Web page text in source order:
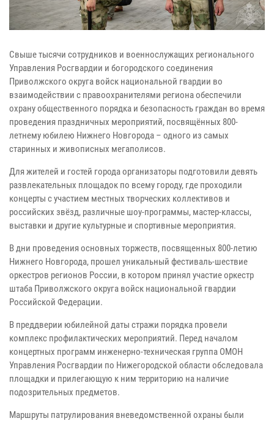
Свыше тысячи сотрудников и военнослужащих регионального
Управления Росгвардии и богородского соединения
Приволжского округа войск национальной гвардии во
взаимодействии с правоохранителями региона обеспечили
охрану общественного порядка и безопасность граждан во время
проведения праздничных мероприятий, посвящённых 800-
летнему юбилею Нижнего Новгорода – одного из самых
старинных и живописных мегаполисов.
Для жителей и гостей города организаторы подготовили девять
развлекательных площадок по всему городу, где проходили
концерты с участием местных творческих коллективов и
российских звёзд, различные шоу-программы, мастер-классы,
выставки и другие культурные и спортивные мероприятия.
В дни проведения основных торжеств, посвященных 800-летию
Нижнего Новгорода, прошел уникальный фестиваль-шествие
оркестров регионов России, в котором принял участие оркестр
штаба Приволжского округа войск национальной гвардии
Российской Федерации.
В преддверии юбилейной даты стражи порядка провели
комплекс профилактических мероприятий. Перед началом
концертных программ инженерно-техническая группа ОМОН
Управления Росгвардии по Нижегородской области обследовала
площадки и прилегающую к ним территорию на наличие
подозрительных предметов.
Маршруты патрулирования вневедомственной охраны были